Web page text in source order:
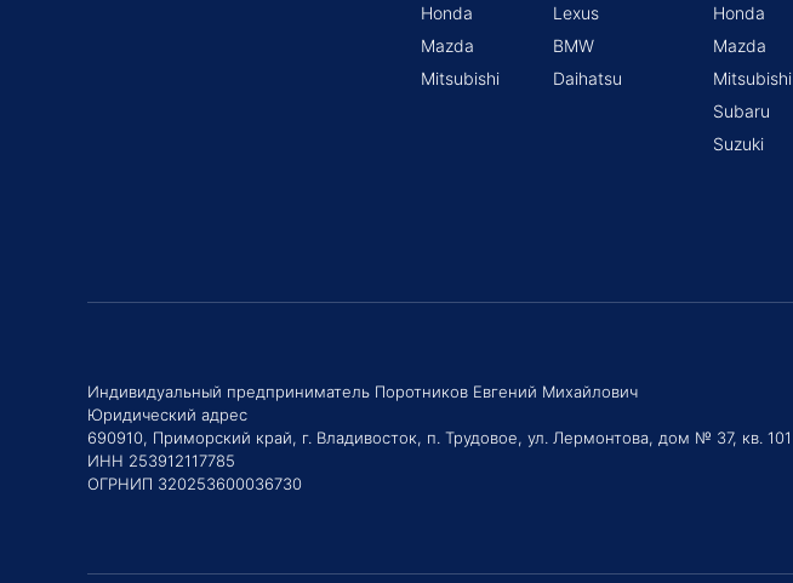
Honda
Mazda
Mitsubishi
Lexus
BMW
Daihatsu
Honda
Mazda
Mitsubishi
Subaru
Suzuki
Индивидуальный предприниматель Поротников Евгений Михайлович
Юридический адрес
690910, Приморский край, г. Владивосток, п. Трудовое, ул. Лермонтова, дом № 37, кв. 101
ИНН 253912117785
ОГРНИП 320253600036730